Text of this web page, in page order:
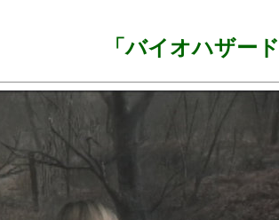
「バイオハザー